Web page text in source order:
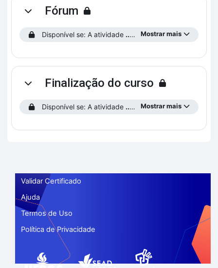
ContrairFórum
Mostrar mais
Disponível se: A atividade ...preencha o Perfil do Estudante!
ContrairFinalização do curso
Mostrar mais
Disponível se: A atividade ...preencha o Perfil do Estudante!
Validar Certificado
Ajuda
Termos de Uso
Política de Privacidade